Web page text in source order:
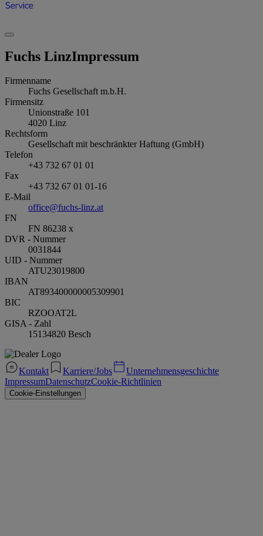
Fuchs LinzImpressum
Firmenname
Fuchs Gesellschaft m.b.H.
Firmensitz
Unionstraße 101
4020 Linz
Rechtsform
Gesellschaft mit beschränkter Haftung (GmbH)
Telefon
+43 732 67 01 01
Fax
+43 732 67 01 01-16
E-Mail
office@fuchs-linz.at
FN
FN 86238 x
DVR - Nummer
0031844
UID - Nummer
ATU23019800
IBAN
AT893400000005309901
BIC
RZOOAT2L
GISA - Zahl
15134820 Besch
Kontakt Karriere/Jobs
Unternehmensgeschichte
ImpressumDatenschutzCookie-Richtlinien
Cookie-Einstellungen